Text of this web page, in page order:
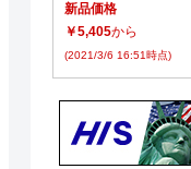
新品価格
￥5,405から
(2021/3/6 16:51時点)